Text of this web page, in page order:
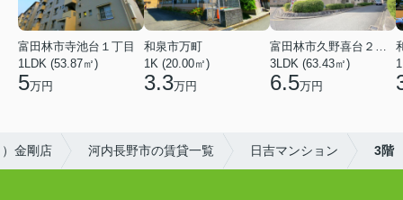
富田林市寺池台１丁目
1LDK (53.87㎡)
5万円
和泉市万町
1K (20.00㎡)
3.3万円
3LDK (63.43㎡)
6.5万円
金剛店 河内長野市の賃貸一覧 日吉マンション 3階